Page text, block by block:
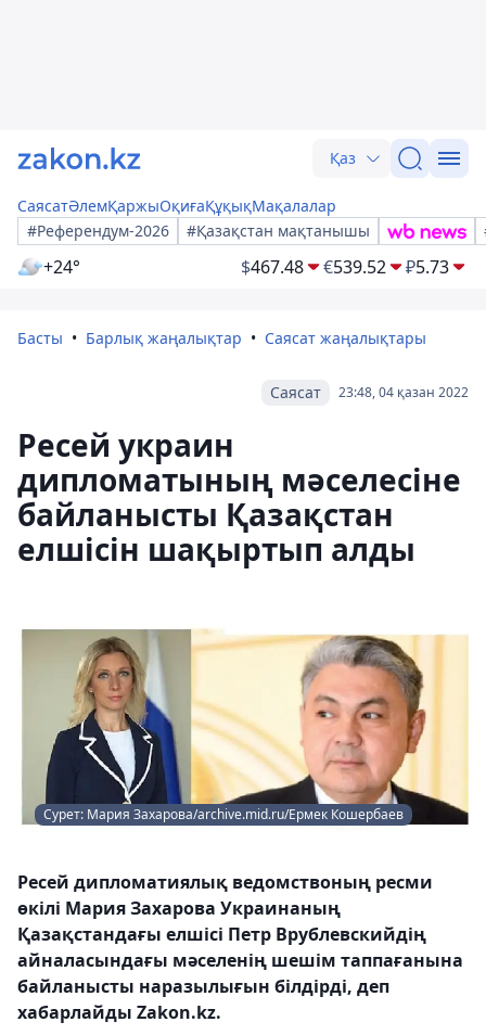
Қаз
СаясатӘлемҚаржыОқиғаҚұқықМақалалар
#Референдум-2026
#Қазақстан мақтанышы
+24° $467.48 €539.52 ₽5.73
Басты Барлық жаңалықтар Саясат жаңалықтары
23:48, 04 қазан 2022
Саясат
Ресей украин
дипломатының мәселесіне
байланысты Қазақстан
елшісін шақыртып алды
Сурет: Мария Захарова/archive.mid.ru/Ермек Кошербаев
Ресей дипломатиялық ведомствоның ресми
өкілі Мария Захарова Украинаның
Қазақстандағы елшісі Петр Врублевскийдің
айналасындағы мәселенің шешім таппағанына
байланысты наразылығын білдірді, деп
хабарлайды Zakon.kz.